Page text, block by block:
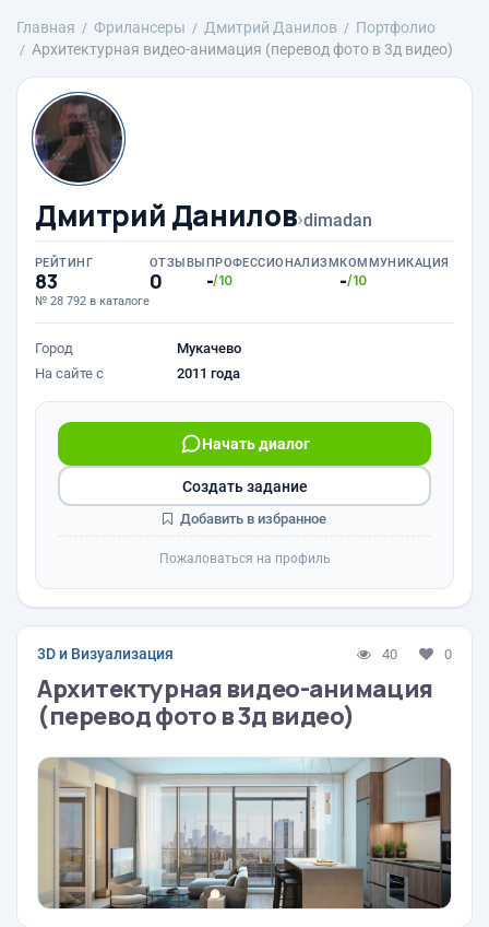
Главная Фрилансеры Дмитрий Данилов
Портфолио
Архитектурная видео-анимация (перевод фото в 3д видео)
Дмитрий Данилов›dimadan
РЕЙТИНГ
83
№ 28 792 в каталоге
ОТЗЫВЫ
0
ПРОФЕССИОНАЛИЗМ
-/10
КОММУНИКАЦИЯ
-/10
Город
Мукачево
На сайте с
2011 года
Начать диалог
Создать задание
Добавить в избранное
Пожаловаться на профиль
3D и Визуализация 40 0
Архитектурная видео-анимация
(перевод фото в 3д видео)